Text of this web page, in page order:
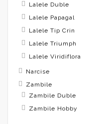
Lalele Duble
Lalele Papagal
Lalele Tip Crin
Lalele Triumph
Lalele Viridiflora
Narcise
Zambile
Zambile Duble
Zambile Hobby